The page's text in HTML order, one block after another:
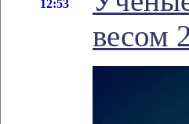
12:53
весом